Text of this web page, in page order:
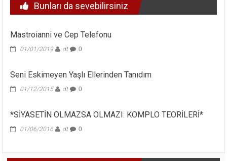
Bunları da sevebilirsiniz
Mastroianni ve Cep Telefonu
01/01/2019 dt 0
Seni Eskimeyen Yaşlı Ellerinden Tanıdım
01/12/2015 dt 0
*SİYASETİN OLMAZSA OLMAZI: KOMPLO TEORİLERİ*
01/06/2016 dt 0